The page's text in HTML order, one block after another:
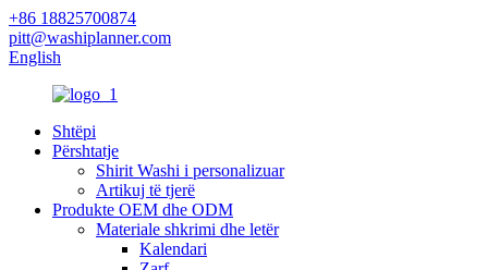
+86 18825700874
pitt@washiplanner.com
English
Shtëpi
Përshtatje
Shirit Washi i personalizuar
Artikuj të tjerë
Produkte OEM dhe ODM
Materiale shkrimi dhe letër
Kalendari